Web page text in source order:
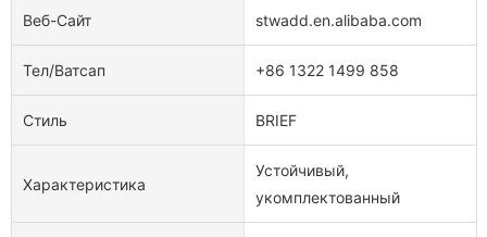
Веб-Сайт stwadd.en.alibaba.com
Тел/ватсап +86 1322 1499 858
Стиль BRIEF
Характеристика
Устойчивый,
укомплектованный